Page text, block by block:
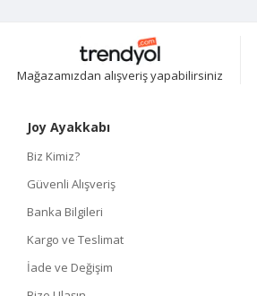
Mağazamızdan alışveriş yapabilirsiniz
Joy Ayakkabı
Biz Kimiz?
Güvenli Alışveriş
Banka Bilgileri
Kargo ve Teslimat
İade ve Değişim